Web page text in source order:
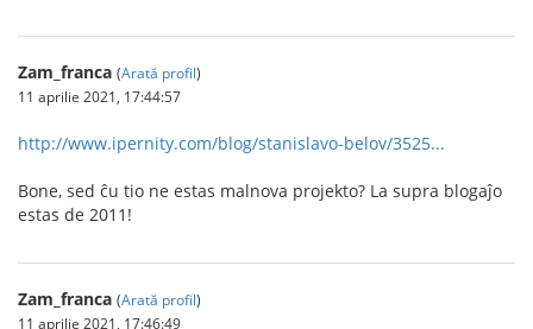
Zam_franca (Arată profil)
11 aprilie 2021, 17:44:57
http://www.ipernity.com/blog/stanislavo-belov/3525...
Bone, sed ĉu tio ne estas malnova projekto? La supra blogaĵo
estas de 2011!
Zam_franca (Arată profil)
11 aprilie 2021, 17:46:49